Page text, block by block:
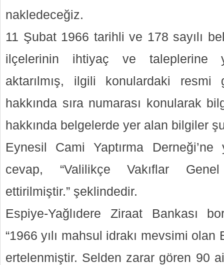
nakledeceğiz.
11 Şubat 1966 tarihli ve 178 sayılı
ilçelerinin ihtiyaç ve taleplerine
aktarılmış, ilgili konulardaki resmi
hakkında sıra numarası konularak
hakkında belgelerde yer alan bilgiler
Eynesil Cami Yaptırma Derneği’ne
cevap, “Valilikçe Vakıflar
ettirilmiştir.” şeklindedir.
Espiye-Yağlıdere Ziraat Bankası
“1966 yılı mahsul idrakı mevsimi
ertelenmiştir. Selden zarar gören 90